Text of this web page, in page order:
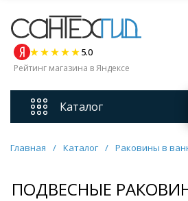
5.0
Рейтинг магазина в Яндексе
Каталог
Смесители
Унитазы
Главная / Каталог / Раковины в
ПОДВЕСНЫЕ